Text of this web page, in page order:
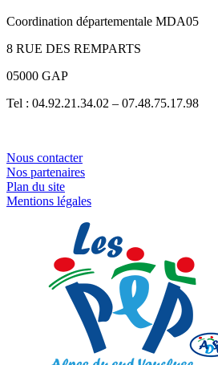
Coordination départementale MDA05
8 RUE DES REMPARTS
05000 GAP
Tel : 04.92.21.34.02 – 07.48.75.17.98
Nous contacter
Nos partenaires
Plan du site
Mentions légales